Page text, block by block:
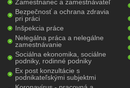
Zamestnanec a zamestnávateľ
Bezpečnosť a ochrana zdravia
pri práci
Inšpekcia práce
Nelegálna práca a nelegálne
zamestnávanie
Sociálna ekonomika, sociálne
podniky, rodinné podniky
Ex post konzultácie s
podnikateľskými subjektmi